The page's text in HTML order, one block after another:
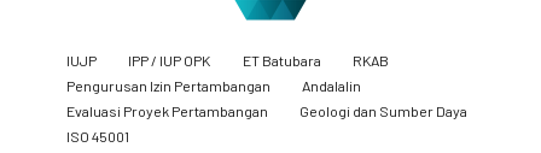
IUJP IPP / IUP OPK ET Batubara
RKAB
Pengurusan Izin Pertambangan
Andalalin
Evaluasi Proyek Pertambangan
Geologi dan Sumber Daya
ISO 45001